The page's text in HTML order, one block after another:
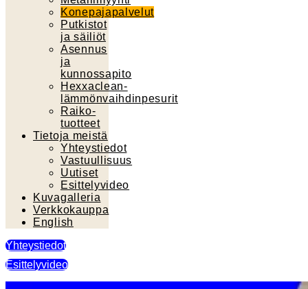
Konepajapalvelut
Putkistot
ja säiliöt
Asennus
ja
kunnossapito
Hexxaclean-
lämmönvaihdinpesurit
Raiko-
tuotteet
Tietoja meistä
Yhteystiedot
Vastuullisuus
Uutiset
Esittelyvideo
Kuvagalleria
Verkkokauppa
English
Yhteystiedot
Esittelyvideo